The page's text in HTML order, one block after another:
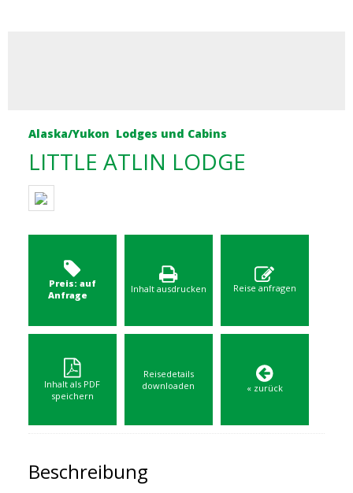
Alaska/Yukon Lodges und Cabins
LITTLE ATLIN LODGE
Preis: auf
Anfrage
Inhalt ausdrucken Reise anfragen
Inhalt als PDF
speichern
Reisedetails
downloaden
« zurück
Beschreibung